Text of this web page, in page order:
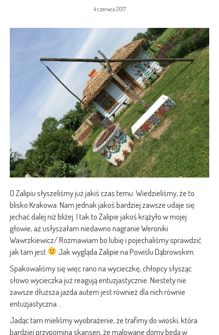
4 czerwca 2017
O Zalipiu słyszeliśmy już jakiś czas temu. Wiedzieliśmy, że to
blisko Krakowa. Nam jednak jakoś bardziej zawsze udaje się
jechać dalej niż bliżej. I tak to Zalipie jakoś krążyło w mojej
głowie, aż usłyszałam niedawno nagranie Weroniki
Wawrzkiewicz/ Rozmawiam bo lubię i pojechaliśmy sprawdzić
jak tam jest
Jak wygląda Zalipie na Powiślu Dąbrowskim.
Spakowaliśmy się więc rano na wycieczkę, chłopcy słysząc
słowo wycieczka już reagują entuzjastycznie. Niestety nie
zawsze dłuższa jazda autem jest również dla nich równie
entuzjastyczna…
Jadąc tam mieliśmy wyobrażenie, że trafimy do wioski, która
bardziej przypomina skansen, że malowane domy będą w